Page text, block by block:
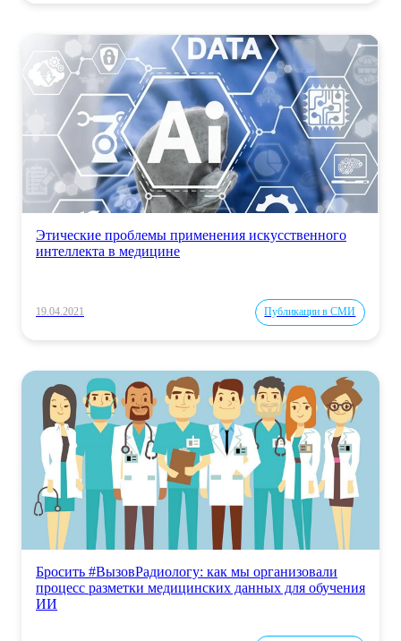
Этические проблемы применения искусственного
интеллекта в медицине
19.04.2021 Публикации в СМИ
Бросить #ВызовРадиологу: как мы организовали
процесс разметки медицинских данных для обучения
ИИ